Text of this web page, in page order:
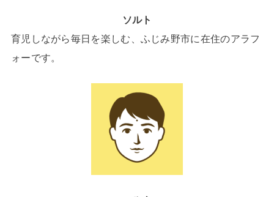
ソルト
育児しながら毎日を楽しむ、ふじみ野市に在住のアラフ
ォーです。